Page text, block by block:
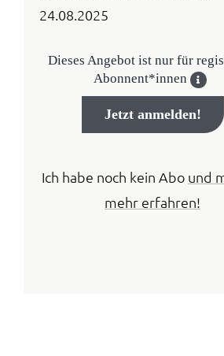
24.08.2025
Dieses Angebot ist nur für
Abonnent*innen
Jetzt anmelden!
Ich habe noch kein Abo und
mehr erfahren!